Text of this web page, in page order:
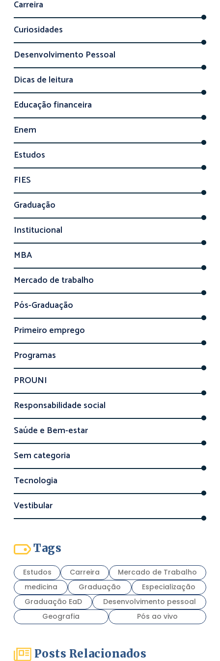
Carreira
Curiosidades
Desenvolvimento Pessoal
Dicas de leitura
Educação financeira
Enem
Estudos
FIES
Graduação
Institucional
MBA
Mercado de trabalho
Pós-Graduação
Primeiro emprego
Programas
PROUNI
Responsabilidade social
Saúde e Bem-estar
Sem categoria
Tecnologia
Vestibular
Tags
Estudos Carreira
Mercado de Trabalho
medicina
Graduação
Especialização
Graduação EaD
Desenvolvimento pessoal
Geografia
Pós ao vivo
Posts Relacionados